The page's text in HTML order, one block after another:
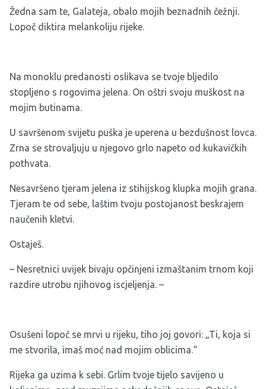
Žedna sam te, Galateja, obalo mojih beznadnih čežnji.
Lopoč diktira melankoliju rijeke.
Na monoklu predanosti oslikava se tvoje bljedilo
stopljeno s rogovima jelena. On oštri svoju muškost na
mojim butinama.
U savršenom svijetu puška je uperena u bezdušnost lovca.
Zrna se strovaljuju u njegovo grlo napeto od kukavičkih
pothvata.
Nesavršeno tjeram jelena iz stihijskog klupka mojih grana.
Tjeram te od sebe, laštim tvoju postojanost beskrajem
naučenih kletvi.
Ostaješ.
– Nesretnici uvijek bivaju opčinjeni izmaštanim trnom koji
razdire utrobu njihovog iscjeljenja. –
Osušeni lopoč se mrvi u rijeku, tiho joj govori: „Ti, koja si
me stvorila, imaš moć nad mojim oblicima.“
Rijeka ga uzima k sebi. Grlim tvoje tijelo savijeno u